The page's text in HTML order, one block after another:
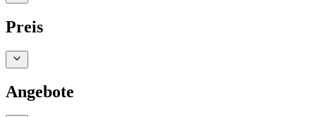
Preis
Angebote